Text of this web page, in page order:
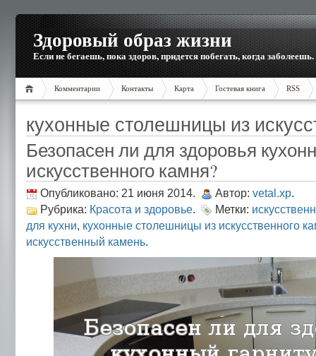
Здоровый образ жизни
Если не бегаешь, пока здоров, придется побегать, когда заболеешь.
Комментарии Контакты Карта Гостевая книга RSS
кухонные столешницы из
Безопасен ли для здоровья
искусственного камня?
Опубликовано: 21 июня 2014. Автор: vetal.xp.
Рубрика: Красота и здоровье. Метки:
для кухни, кухонные столешницы из искусственного
искусственный камень.